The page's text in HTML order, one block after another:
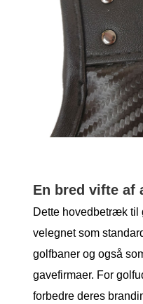
En bred vifte af
Dette hovedbetræk
velegnet som
golfbaner og også
gavefirmaer. For
forbedre deres